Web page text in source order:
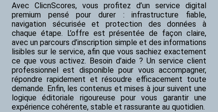
Avec ClicnScores, vous profitez d’un service digital
premium pensé pour durer : infrastructure fiable,
navigation sécurisée et protection des données à
chaque étape. L’offre est présentée de façon claire,
avec un parcours d’inscription simple et des informations
lisibles sur le service, afin que vous sachiez exactement
ce que vous activez. Besoin d’aide ? Un service client
professionnel est disponible pour vous accompagner,
répondre rapidement et résoudre efficacement toute
demande. Enfin, les contenus et mises à jour suivent une
logique éditoriale rigoureuse pour vous garantir une
expérience cohérente, stable et rassurante au quotidien.